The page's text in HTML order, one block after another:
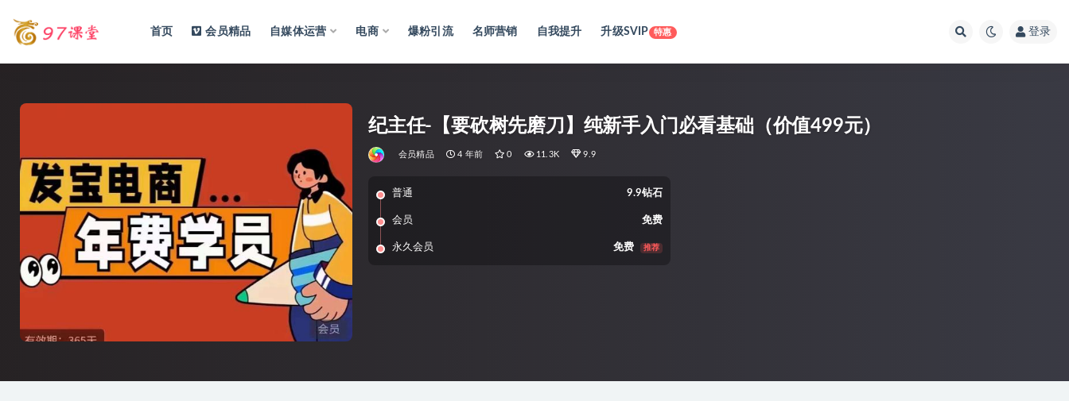
首页 会员精品 自媒体运营 电商 爆粉引流 名师营销 自我提升 升级SVIP 特惠 登录
纪主任-【要砍树先磨刀】纯新手入门必看基础（价值499元）
会员精品 4 年前 0 11.3K 9.9
普通 9.9钻石
会员 免费
永久会员 免费 推荐